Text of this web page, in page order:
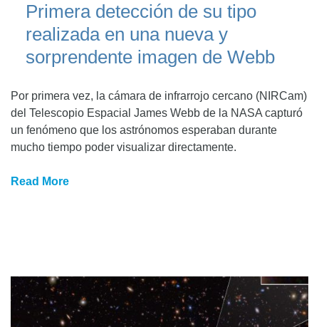
Primera detección de su tipo
realizada en una nueva y
sorprendente imagen de Webb
Por primera vez, la cámara de infrarrojo cercano (NIRCam)
del Telescopio Espacial James Webb de la NASA capturó
un fenómeno que los astrónomos esperaban durante
mucho tiempo poder visualizar directamente.
Read More